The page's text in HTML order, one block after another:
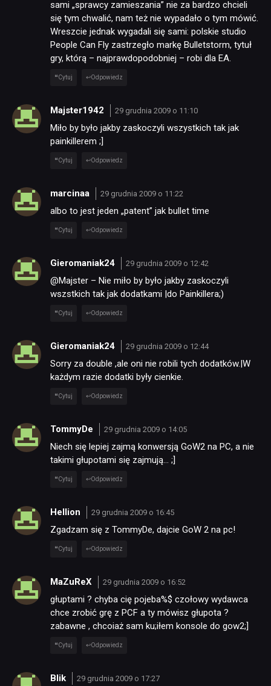
KULTURA
RETRO
DYSKUSJE
SKLEP
sami „sprawcy zamieszania” nie za bardzo chcieli
się tym chwalić, nam też nie wypadało o tym mówić.
Wreszcie jednak wygadali się sami: polskie studio
People Can Fly zastrzegło markę Bulletstorm, tytuł
gry, którą – najprawdopodobniej – robi dla EA.
Cytuj Odpowiedz
Majster1942 29 grudnia 2009 o 11:10
Miło by było jakby zaskoczyli wszystkich tak jak
painkillerem ;]
Cytuj Odpowiedz
marcinaa 29 grudnia 2009 o 11:22
albo to jest jeden „patent” jak bullet time
Cytuj Odpowiedz
Gieromaniak24 29 grudnia 2009 o 12:42
@Majster – Nie miło by było jakby zaskoczyli
wszstkich tak jak dodatkami |do Painkillera;)
Cytuj Odpowiedz
Gieromaniak24 29 grudnia 2009 o 12:44
Sorry za double ,ale oni nie robili tych dodatków.|W
każdym razie dodatki były cienkie.
Cytuj Odpowiedz
TommyDe 29 grudnia 2009 o 14:05
Niech się lepiej zajmą konwersją GoW2 na PC, a nie
takimi głupotami się zajmują… ;]
Cytuj Odpowiedz
Hellion 29 grudnia 2009 o 16:45
Zgadzam się z TommyDe, dajcie GoW 2 na pc!
Cytuj Odpowiedz
MaZuReX 29 grudnia 2009 o 16:52
głuptami ? chyba cię pojeba%$ czołowy wydawca
chce zrobić grę z PCF a ty mówisz głupota ?
zabawne , chcoiaż sam ku;iłem konsole do gow2;]
Cytuj Odpowiedz
Blik 29 grudnia 2009 o 17:27